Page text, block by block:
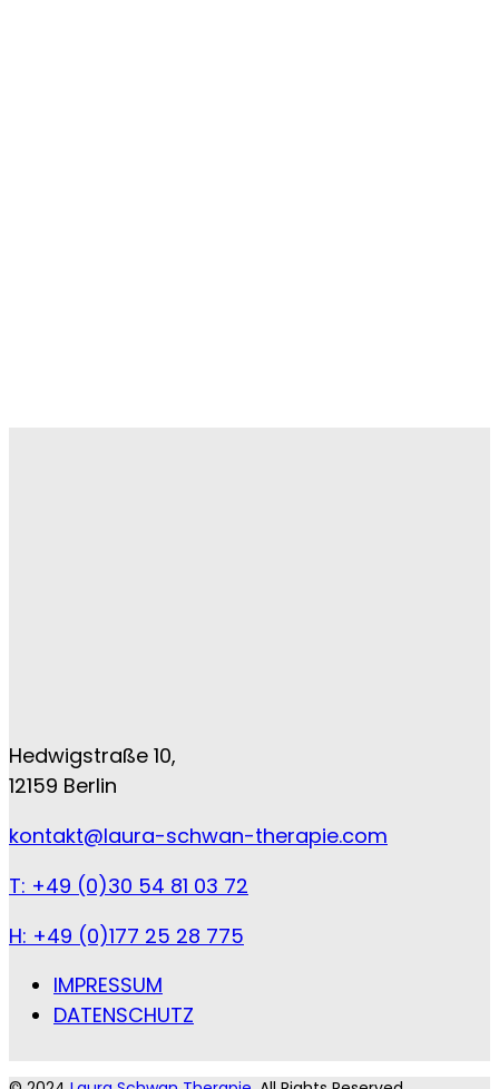
Hedwigstraße 10,
12159 Berlin
kontakt@laura-schwan-therapie.com
T: +49 (0)30 54 81 03 72
H: +49 (0)177 25 28 775
IMPRESSUM
DATENSCHUTZ